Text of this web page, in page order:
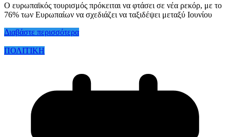
Ο ευρωπαϊκός τουρισμός πρόκειται να φτάσει σε νέα ρεκόρ, με το
76% των Ευρωπαίων να σχεδιάζει να ταξιδέψει μεταξύ Ιουνίου
Διαβάστε περισσότερα
ΠΟΛΙΤΙΚΗ